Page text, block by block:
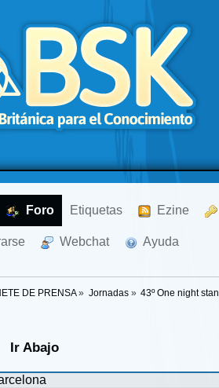
Foro Etiquetas Ezine
Webchat Ayuda
DE PRENSA» Jornadas» 43º One night
Ir Abajo